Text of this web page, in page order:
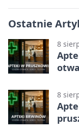
Ostatnie
8
8